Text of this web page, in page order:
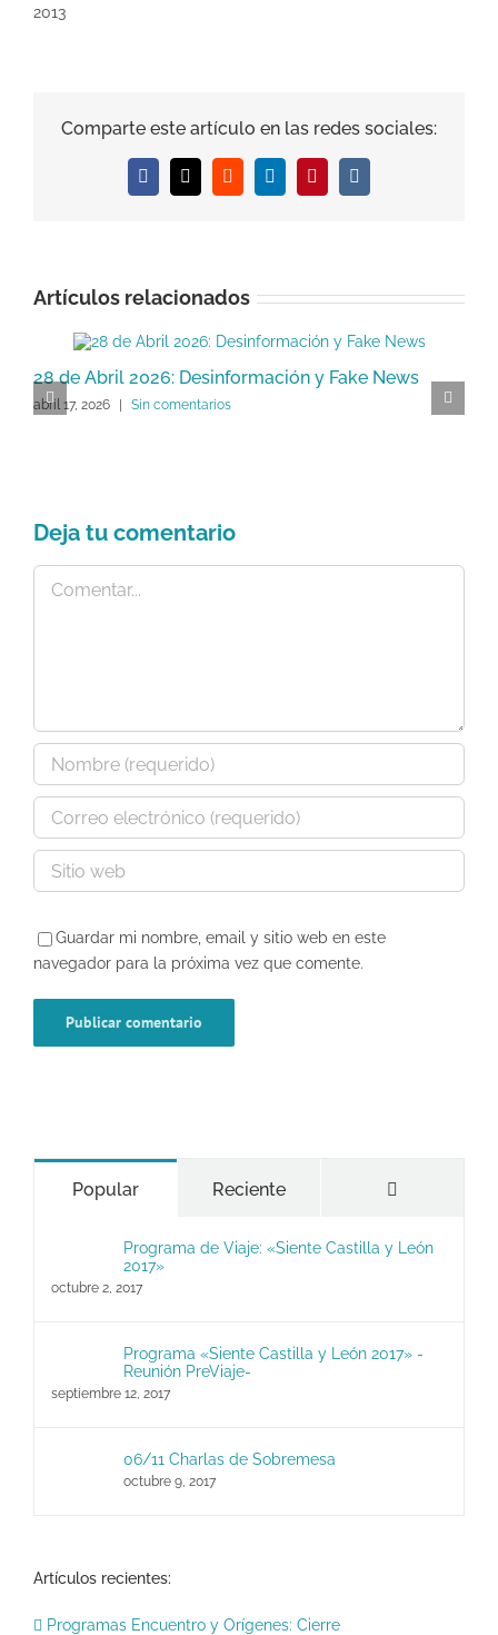
2013
Comparte este artículo en las redes sociales:
Facebook
X RedditLinkedInPinterestVk
Artículos relacionados
28 de Abril 2026: Desinformación y Fake News
abril 17, 2026 Sin comentarios
Deja tu comentario
Guardar mi nombre, email y sitio web en este
navegador para la próxima vez que comente.
Popular Reciente
Programa de Viaje: «Siente Castilla y León
2017»
octubre 2, 2017
Programa «Siente Castilla y León 2017» -
Reunión PreViaje-
septiembre 12, 2017
06/11 Charlas de Sobremesa
octubre 9, 2017
Artículos recientes:
Programas Encuentro y Orígenes: Cierre